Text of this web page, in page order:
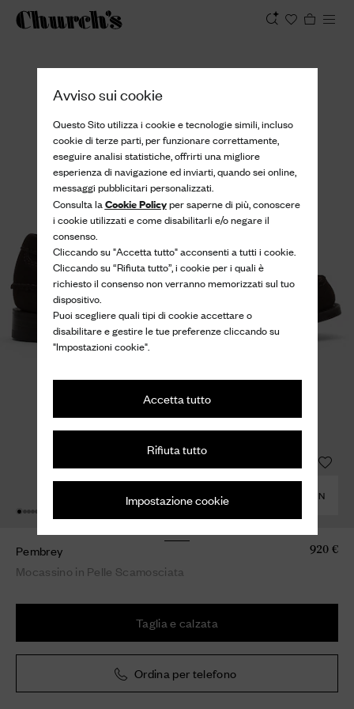
Avviso sui cookie
Questo Sito utilizza i cookie e tecnologie simili, incluso
cookie di terze parti, per funzionare correttamente,
eseguire analisi statistiche, offrirti una migliore
esperienza di navigazione ed inviarti, quando sei online,
messaggi pubblicitari personalizzati.
Consulta la Cookie Policyper saperne di più, conoscere
i cookie utilizzati e come disabilitarli e/o negare il
consenso.
Cliccando su "Accetta tutto" acconsenti a tutti i cookie.
Cliccando su “Rifiuta tutto”, i cookie per i quali è
richiesto il consenso non verranno memorizzati sul tuo
dispositivo.
Puoi scegliere quali tipi di cookie accettare o
disabilitare e gestire le tue preferenze cliccando su
"Impostazioni cookie".
Accetta tutto
Rifiuta tutto
Impostazione cookie COMBINA CON
Pembrey
Mocassino in Pelle Scamosciata
920 €
Taglia e calzata
Ordina per telefono